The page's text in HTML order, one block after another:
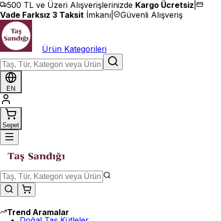
İçeriğe geç
500 TL ve Üzeri Alışverişlerinizde Kargo Ücretsiz
Vade Farksız 3 Taksit İmkanı Güvenli Alışveriş
Ürün Kategorileri
EN
Sepet
Trend Aramalar